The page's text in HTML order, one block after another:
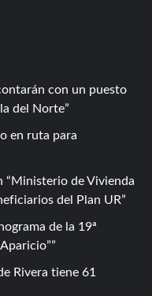
con un puesto
del Norte
en ruta para
Ministerio de Vivienda
del Plan UR
de la 19ª
Rivera tiene 61